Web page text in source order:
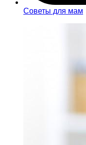
Советы для мам